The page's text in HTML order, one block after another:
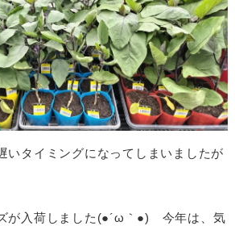
いタイミングになってしまいましたが
が入荷しました(●´ω｀●) 今年は、気